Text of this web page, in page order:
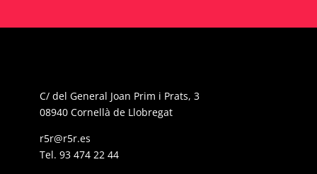
C/ del General Joan Prim i Prats, 3
08940 Cornellà de Llobregat
r5r@r5r.es
Tel. 93 474 22 44